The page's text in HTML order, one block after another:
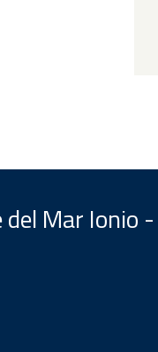
Mar Ionio